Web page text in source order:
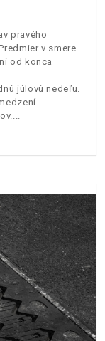
pravého
v smere
od konca
júlovú nedeľu.